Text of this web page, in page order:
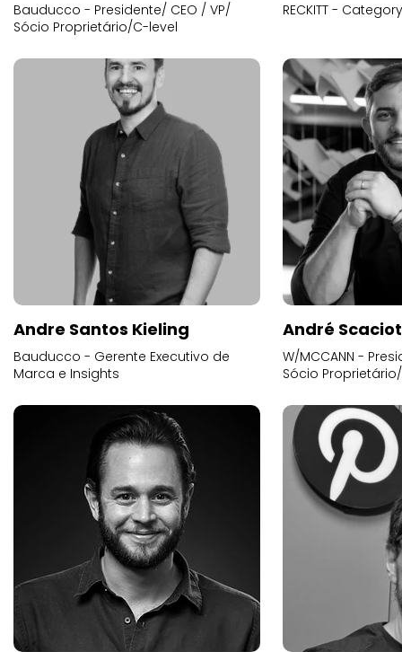
Bauducco - Presidente/ CEO / VP/
Sócio Proprietário/C-level
RECKITT -
Andre Santos Kieling
Bauducco - Gerente Executivo de
Marca e Insights
André
W/MCCANN -
Sócio